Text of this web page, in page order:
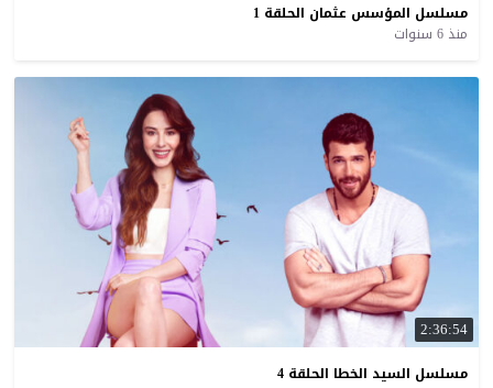
مسلسل المؤسس عثمان الحلقة 1
منذ 6 سنوات
2:36:54
مسلسل السيد الخطا الحلقة 4